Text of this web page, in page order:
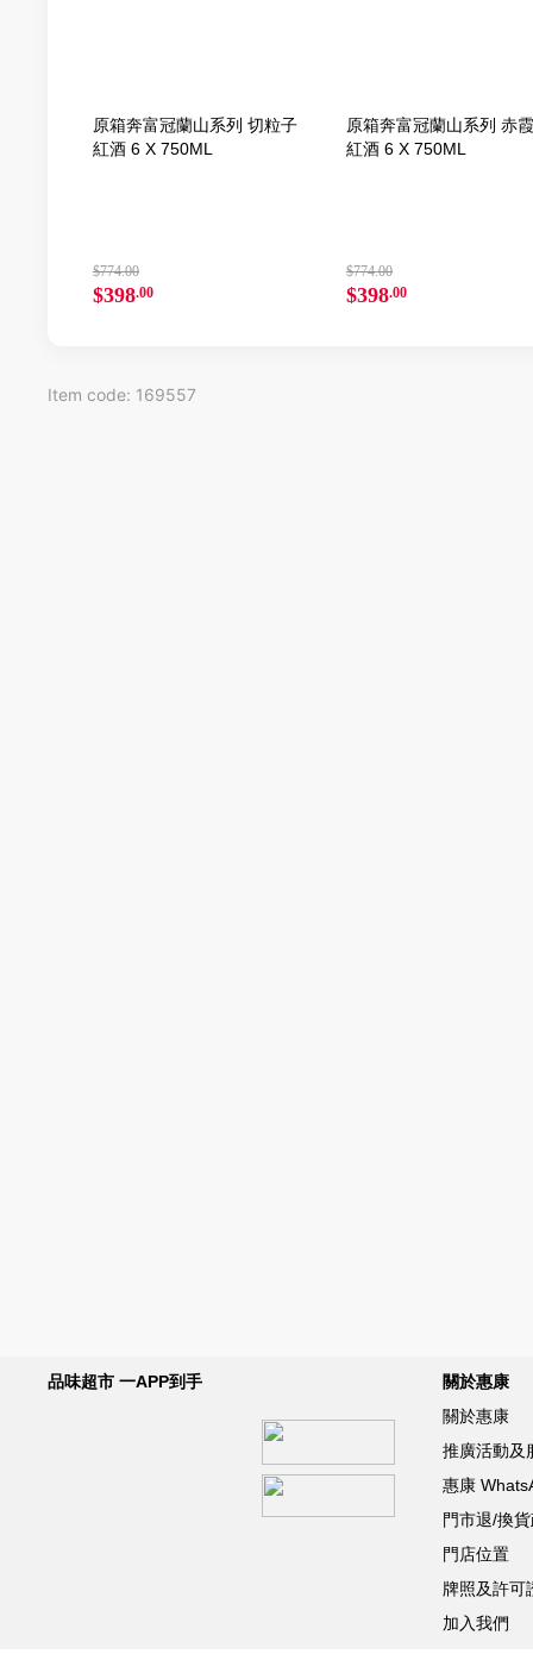
原箱奔富冠蘭山系列 切粒子
紅酒 6 X 750ML
$774.00
$398.00
原箱奔富冠蘭山系列 赤
紅酒 6 X 750ML
$774.00
$398.00
Item code: 169557
品味超市 一APP到手
關於惠康
關於惠康
推廣活動及
惠康
門市退/換
門店位置
牌照及許可
加入我們